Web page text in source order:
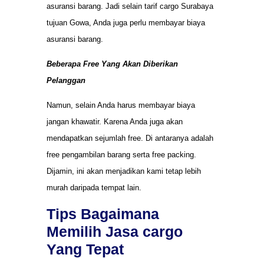
asuransi barang. Jadi selain tarif cargo Surabaya
tujuan Gowa, Anda juga perlu membayar biaya
asuransi barang.
Beberapa Free Yang Akan Diberikan
Pelanggan
Namun, selain Anda harus membayar biaya
jangan khawatir. Karena Anda juga akan
mendapatkan sejumlah free. Di antaranya adalah
free pengambilan barang serta free packing.
Dijamin, ini akan menjadikan kami tetap lebih
murah daripada tempat lain.
Tips Bagaimana
Memilih Jasa cargo
Yang Tepat